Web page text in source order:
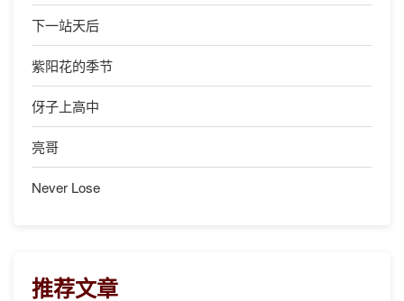
下一站天后
紫阳花的季节
伢子上高中
亮哥
Never Lose
推荐文章